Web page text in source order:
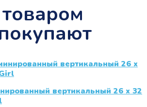
вертикальный 26 x 32